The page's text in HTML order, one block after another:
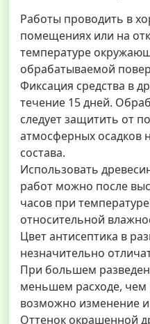
Работы проводить в
помещениях или на
температуре
обрабатываемой
Фиксация средства в
течение 15 дней.
следует защитить от
атмосферных осадков
состава.
Использовать
работ можно после
часов при
относительной
Цвет антисептика в
незначительно
При большем
меньшем расходе, чем
возможно изменение
Оттенок окрашенной